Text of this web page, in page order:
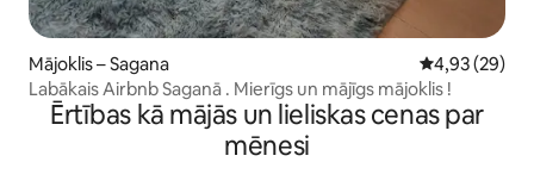
Mājoklis – Sagana Vidējais
4,93 (29)
Labākais Airbnb Saganā . Mierīgs un mājīgs mājoklis !
Ērtības kā mājās un lieliskas cenas par
mēnesi